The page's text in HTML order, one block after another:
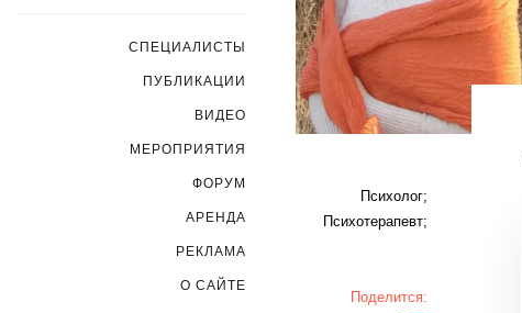
CПЕЦИАЛИСТЫ
ПУБЛИКАЦИИ
ВИДЕО
МЕРОПРИЯТИЯ
ФОРУМ
АРЕНДА
РЕКЛАМА
О САЙТЕ
Психолог;
Психотерапевт;
Поделится: